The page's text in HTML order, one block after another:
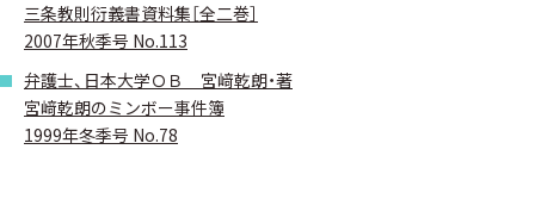
三条教則衍義書資料集［全二巻］
2007年秋季号 No.113
弁護士、日本大学ＯＢ 宮﨑乾朗・著
宮﨑乾朗のミンボー事件簿
1999年冬季号 No.78